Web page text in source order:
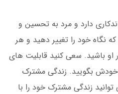
دارد و مرد به تحسین و
نگاه خود را تغییر دهید و هر
او باشید. سعی کنید قابلیت های
خودش بگویید. زندگی مشترک
زندگی مشترک خود را با